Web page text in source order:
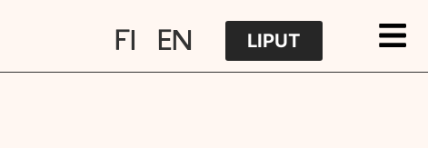
FI EN LIPUT